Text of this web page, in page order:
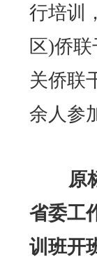
行培训
区)侨
关侨联
余人参
原
省委工
训班开